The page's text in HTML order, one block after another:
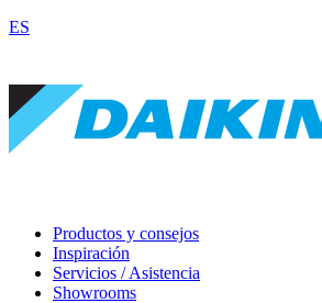
ES
Productos y consejos
Inspiración
Servicios / Asistencia
Showrooms